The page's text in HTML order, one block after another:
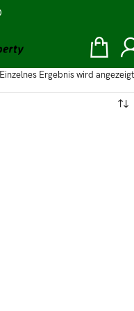
Einzelnes Ergebnis wird angezeigt